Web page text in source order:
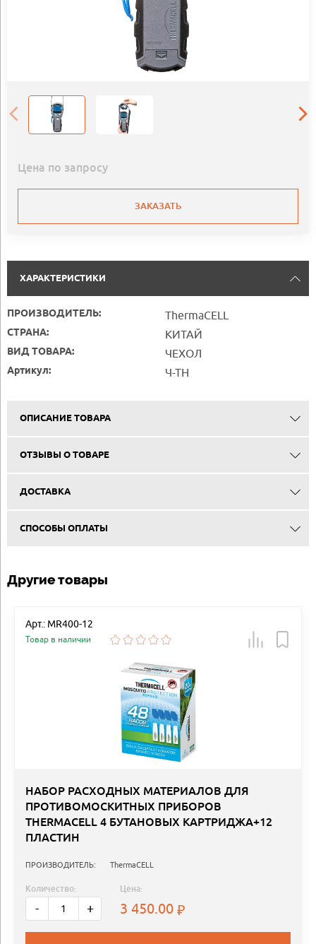
Цена по запросу
ЗАКАЗАТЬ
ХАРАКТЕРИСТИКИ
ПРОИЗВОДИТЕЛЬ: ThermaCELL
СТРАНА: КИТАЙ
ВИД ТОВАРА: ЧЕХОЛ
Артикул: Ч-ТН
ОПИСАНИЕ ТОВАРА
ОТЗЫВЫ О ТОВАРЕ
ДОСТАВКА
СПОСОБЫ ОПЛАТЫ
Другие товары
Арт.: MR400-12
Товар в наличии
НАБОР РАСХОДНЫХ МАТЕРИАЛОВ ДЛЯ
ПРОТИВОМОСКИТНЫХ ПРИБОРОВ
THERMACELL 4 БУТАНОВЫХ КАРТРИДЖА+12
ПЛАСТИН
ПРОИЗВОДИТЕЛЬ: ThermaCELL
Количество:
- +
Цена:
3 450.00